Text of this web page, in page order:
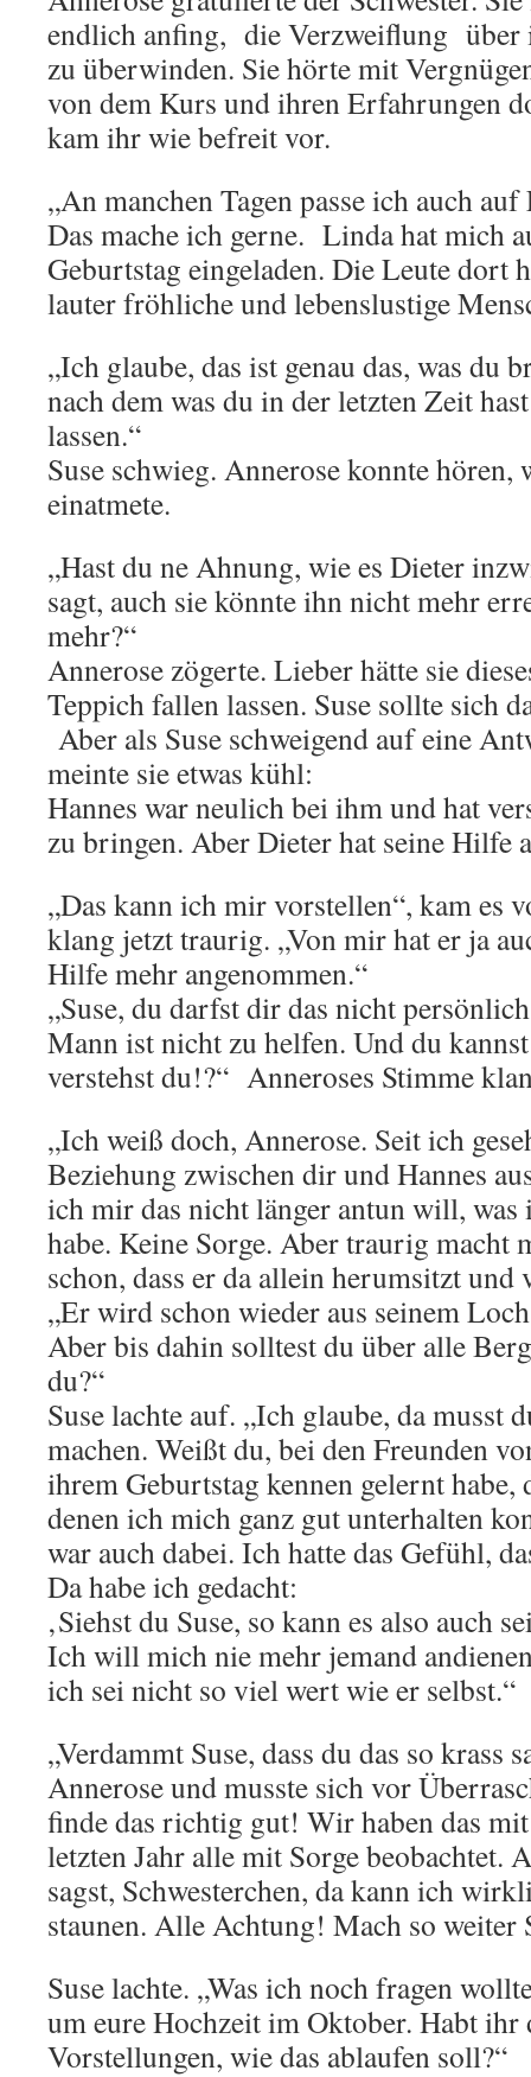
endlich anfing, die Verzweiflung
zu überwinden. Sie hörte mit
von dem Kurs und ihren Erfahrungen
kam ihr wie befreit vor.
„An manchen Tagen passe ich auch
Das mache ich gerne. Linda hat mich
Geburtstag eingeladen. Die Leute dort
lauter fröhliche und lebenslustige
„Ich glaube, das ist genau das, was du
nach dem was du in der letzten Zeit
lassen.“
Suse schwieg. Annerose konnte hören,
einatmete.
„Hast du ne Ahnung, wie es Dieter
sagt, auch sie könnte ihn nicht mehr
mehr?“
Annerose zögerte. Lieber hätte sie
Teppich fallen lassen. Suse sollte sich
Aber als Suse schweigend auf eine
meinte sie etwas kühl:
Hannes war neulich bei ihm und hat
zu bringen. Aber Dieter hat seine Hilfe
„Das kann ich mir vorstellen“, kam es
klang jetzt traurig. „Von mir hat er ja
Hilfe mehr angenommen.“
„Suse, du darfst dir das nicht
Mann ist nicht zu helfen. Und du
verstehst du!?“ Anneroses Stimme
„Ich weiß doch, Annerose. Seit ich
Beziehung zwischen dir und Hannes
ich mir das nicht länger antun will, was
habe. Keine Sorge. Aber traurig macht
schon, dass er da allein herumsitzt und
„Er wird schon wieder aus seinem
Aber bis dahin solltest du über alle
du?“
Suse lachte auf. „Ich glaube, da musst
machen. Weißt du, bei den Freunden
ihrem Geburtstag kennen gelernt habe,
denen ich mich ganz gut unterhalten
war auch dabei. Ich hatte das Gefühl,
Da habe ich gedacht:
‚Siehst du Suse, so kann es also auch
Ich will mich nie mehr jemand
ich sei nicht so viel wert wie er selbst.“
„Verdammt Suse, dass du das so krass
Annerose und musste sich vor
finde das richtig gut! Wir haben das
letzten Jahr alle mit Sorge beobachtet.
sagst, Schwesterchen, da kann ich
staunen. Alle Achtung! Mach so weiter
Suse lachte. „Was ich noch fragen
um eure Hochzeit im Oktober. Habt ihr
Vorstellungen, wie das ablaufen soll?“